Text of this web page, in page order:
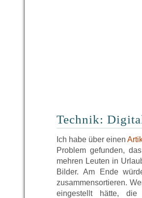
Technik:
Ich habe über einen
Problem gefunden,
mehren Leuten in
Bilder. Am Ende
zusammensortieren.
eingestellt hätte, die